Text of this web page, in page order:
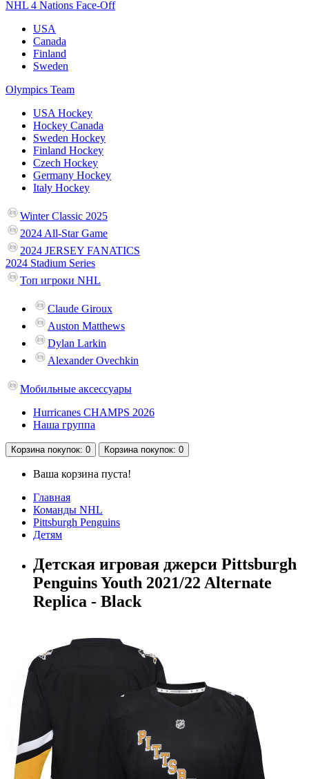
NHL 4 Nations Face-Off
USA
Canada
Finland
Sweden
Olympics Team
USA Hockey
Hockey Canada
Sweden Hockey
Finland Hockey
Czech Hockey
Germany Hockey
Italy Hockey
Winter Classic 2025
2024 All-Star Game
2024 JERSEY FANATICS
2024 Stadium Series
Топ игроки NHL
Claude Giroux
Auston Matthews
Dylan Larkin
Alexander Ovechkin
Мобильные аксессуары
Hurricanes CHAMPS 2026
Наша группа
Корзина покупок: 0 Корзина покупок: 0
Ваша корзина пуста!
Главная
Команды NHL
Pittsburgh Penguins
Детям
Детская игровая джерси Pittsburgh
Penguins Youth 2021/22 Alternate
Replica - Black